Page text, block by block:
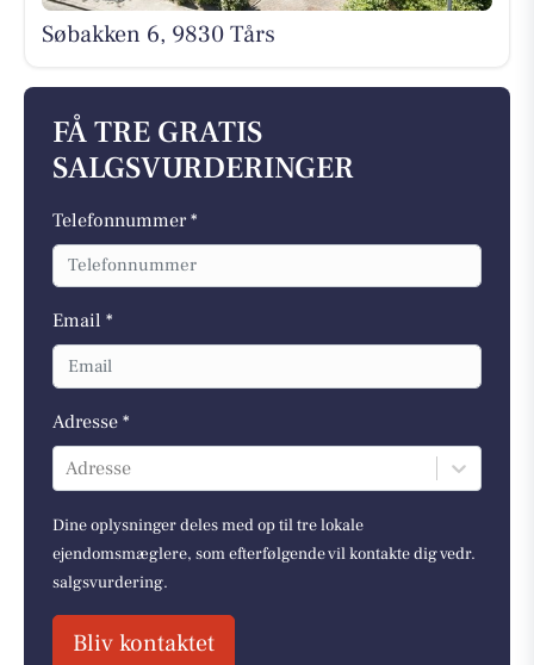
Søbakken 6, 9830 Tårs
FÅ TRE GRATIS
SALGSVURDERINGER
Telefonnummer *
Email *
Adresse *
Adresse
Dine oplysninger deles med op til tre lokale
ejendomsmæglere, som efterfølgende vil kontakte dig vedr.
salgsvurdering.
Bliv kontaktet